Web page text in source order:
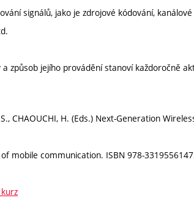
signálů, jako je zdrojové kódování,
způsob jejího provádění stanoví každoročně
S., CHAOUCHI, H. (Eds.) Next-Generation
of mobile communication. ISBN 978-